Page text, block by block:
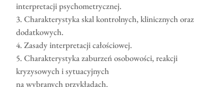
interpretacji psychometrycznej.
3. Charakterystyka skal kontrolnych, klinicznych oraz
dodatkowych.
4. Zasady interpretacji całościowej.
5. Charakterystyka zaburzeń osobowości, reakcji
kryzysowych i sytuacyjnych
na wybranych przykładach.